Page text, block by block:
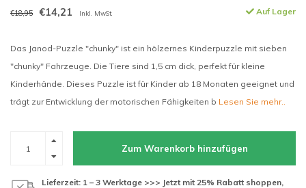
€18,95 €14,21 Inkl. MwSt. Auf Lager
Das Janod-Puzzle "chunky" ist ein hölzernes Kinderpuzzle mit sieben
"chunky" Fahrzeuge. Die Tiere sind 1,5 cm dick, perfekt für kleine
Kinderhände. Dieses Puzzle ist für Kinder ab 18 Monaten geeignet und
trägt zur Entwicklung der motorischen Fähigkeiten b Lesen Sie mehr..
Zum Warenkorb hinzufügen
Lieferzeit: 1 – 3 Werktage >>> Jetzt mit 25% Rabatt shoppen,